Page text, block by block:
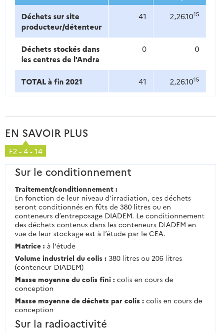
Déchets sur site
producteur/détenteur
41 2,26.1015
Déchets stockés dans
les centres de l'Andra
0 0
TOTAL à fin 2021 41 2,26.1015
EN SAVOIR PLUS
F2 - 4 - 14
Sur le conditionnement
Traitement/conditionnement :
En fonction de leur niveau d’irradiation, ces déchets
seront conditionnés en fûts de 380 litres ou en
conteneurs d’entreposage DIADEM. Le conditionnement
des déchets contenus dans les conteneurs DIADEM en
vue de leur stockage est à l’étude par le CEA.
Matrice :à l’étude
Volume industriel du colis : 380 litres ou 206 litres
(conteneur DIADEM)
Masse moyenne du colis fini :colis en cours de
conception
Masse moyenne de déchets par colis : colis en cours de
conception
Sur la radioactivité